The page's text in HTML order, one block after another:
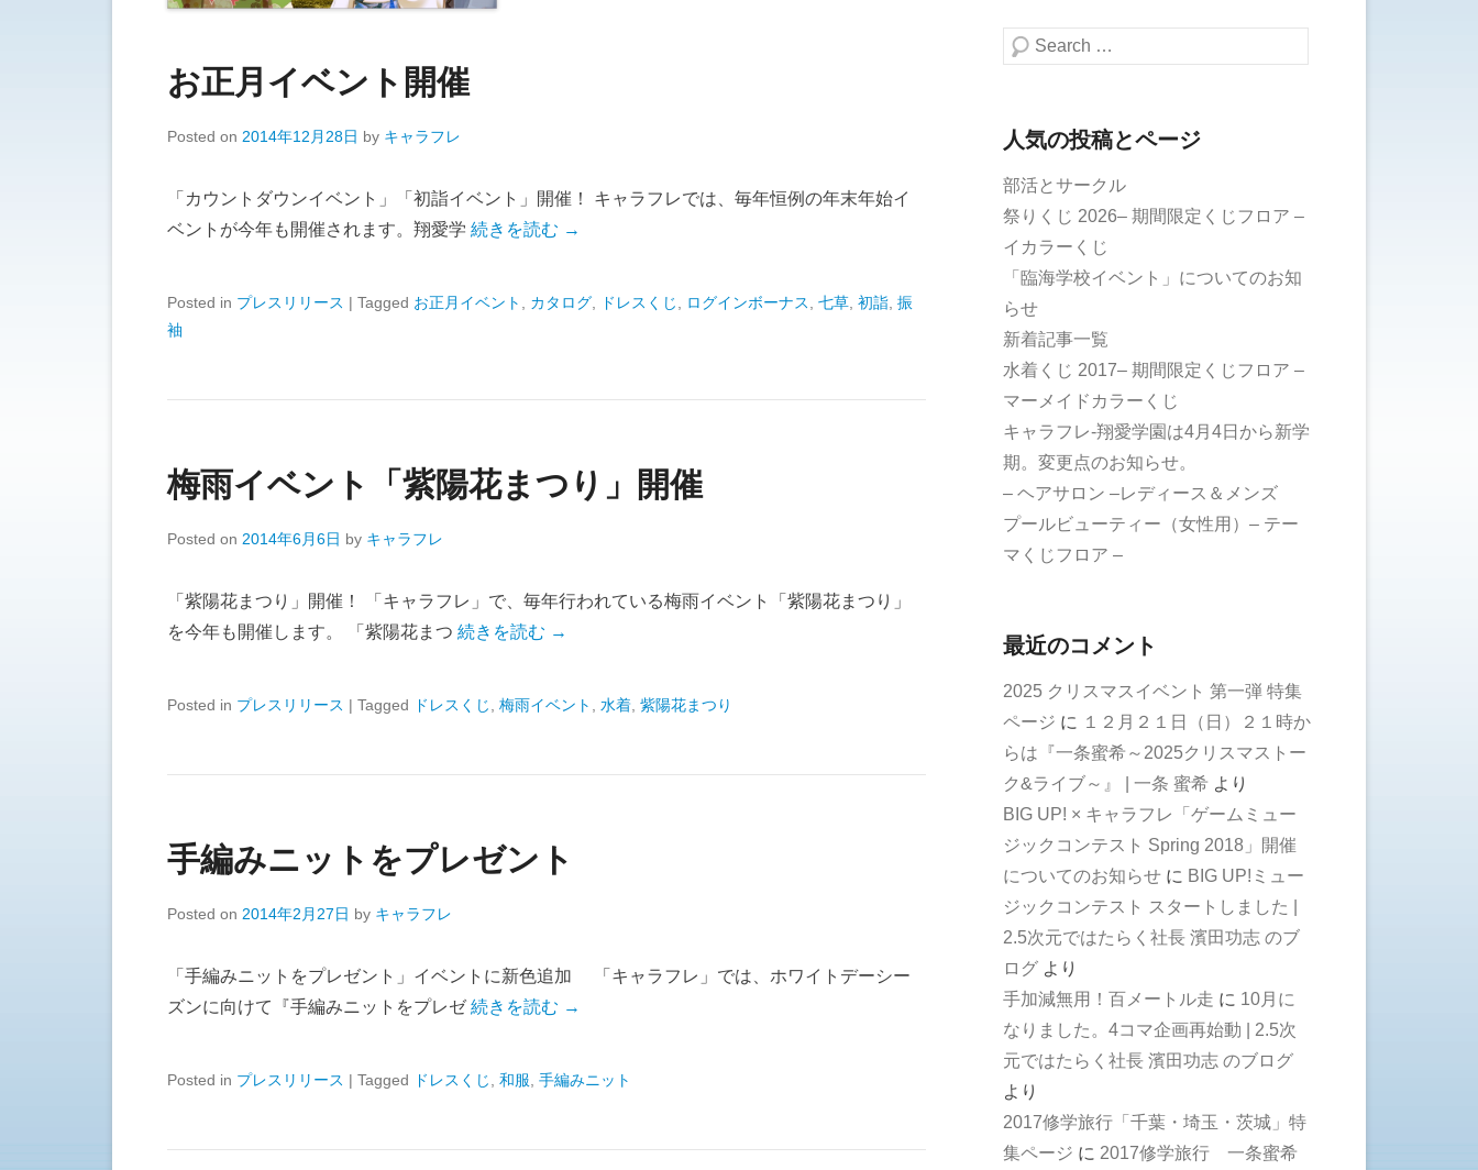
お正月イベント開催
Posted on 2014年12月28日 by キャラフレ
「カウントダウンイベント」「初詣イベント」開催！ キャラフレでは、毎年恒例の年末年始イ
ベントが今年も開催されます。翔愛学 続きを読む →
Posted in プレスリリース | Tagged お正月イベント カタログ ドレスくじ ログインボーナス 七草 初詣 振
袖
梅雨イベント「紫陽花まつり」開催
Posted on 2014年6月6日 by キャラフレ
「紫陽花まつり」開催！ 「キャラフレ」で、毎年行われている梅雨イベント「紫陽花まつり」
を今年も開催します。 「紫陽花まつ 続きを読む →
Posted in プレスリリース | Tagged ドレスくじ 梅雨イベント 水着 紫陽花まつり
手編みニットをプレゼント
Posted on 2014年2月27日 by キャラフレ
「手編みニットをプレゼント」イベントに新色追加 「キャラフレ」では、ホワイトデーシー
ズンに向けて『手編みニットをプレゼ続きを読む →
Posted in プレスリリース | Tagged ドレスくじ 和服 手編みニット
検索する
人気の投稿とページ
部活とサークル
祭りくじ 2026– 期間限定くじフロア –
イカラーくじ
「臨海学校イベント」についてのお知
らせ
新着記事一覧
水着くじ 2017– 期間限定くじフロア –
マーメイドカラーくじ
キャラフレ-翔愛学園は4月4日から新学
期。変更点のお知らせ。
– ヘアサロン –レディース＆メンズ
プールビューティー（女性用）– テー
マくじフロア –
最近のコメント
2025 クリスマスイベント 第一弾 特集
ページ に １２月２１日（日）２１時か
らは『一条蜜希～2025クリスマストー
ク&ライブ～』 | 一条 蜜希 より
BIG UP! × キャラフレ「ゲームミュー
ジックコンテスト Spring 2018」開催
についてのお知らせ に BIG UP!ミュー
ジックコンテスト スタートしました |
2.5次元ではたらく社長 濱田功志 のブ
ログ より
手加減無用！百メートル走 に 10月に
なりました。4コマ企画再始動 | 2.5次
元ではたらく社長 濱田功志 のブログ
より
2017修学旅行「千葉・埼玉・茨城」特
集ページ に 2017修学旅行 一条蜜希